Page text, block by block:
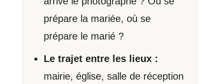
prépare la mariée, où se
prépare le marié ?
Le trajet entre les lieux :
mairie, église, salle de réception